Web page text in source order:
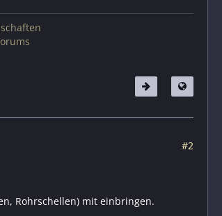
#2
Rohrschellen) mit einbringen.